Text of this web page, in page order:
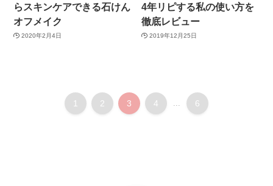
らスキンケアできる石けん
オフメイク
2020年2月4日
4年リピする私の使い方を
徹底レビュー
2019年12月25日
1 2 3 4 ... 6